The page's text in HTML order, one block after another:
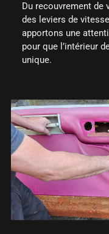
Du recouvrement
des leviers de
apportons une
pour que l’intérieur
unique.